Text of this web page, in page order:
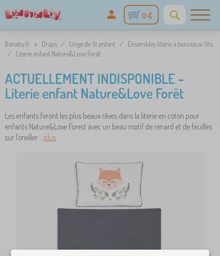
0 €
Banaby.fr » Draps / Linge de lit enfant /
Ensembles literie à berceaux/lits
/
Literie enfant Nature&Love Forêt
ACTUELLEMENT INDISPONIBLE -
Literie enfant Nature&Love Forêt
Les enfants feront les plus beaux rêves dans la literie en coton pour
enfants Nature&Love Forest avec un beau motif de renard et de feuilles
sur l'oreiller .. plus